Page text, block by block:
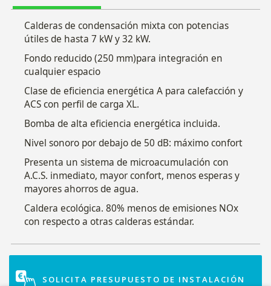
Calderas de condensación mixta con potencias
útiles de hasta 7 kW y 32 kW.
Fondo reducido (250 mm)para integración en
cualquier espacio
Clase de eficiencia energética A para calefacción y
ACS con perfil de carga XL.
Bomba de alta eficiencia energética incluida.
Nivel sonoro por debajo de 50 dB: máximo confort
Presenta un sistema de microacumulación con
A.C.S. inmediato, mayor confort, menos esperas y
mayores ahorros de agua.
Caldera ecológica. 80% menos de emisiones NOx
con respecto a otras calderas estándar.
SOLICITA PRESUPUESTO DE INSTALACIÓN